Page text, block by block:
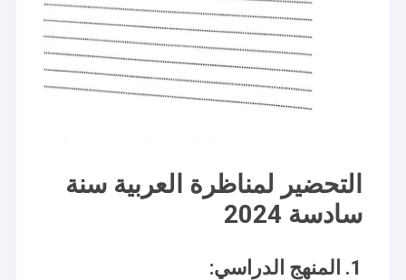
التحضير لمناظرة العربية سنة
سادسة 2024
1. المنهج الدراسي: